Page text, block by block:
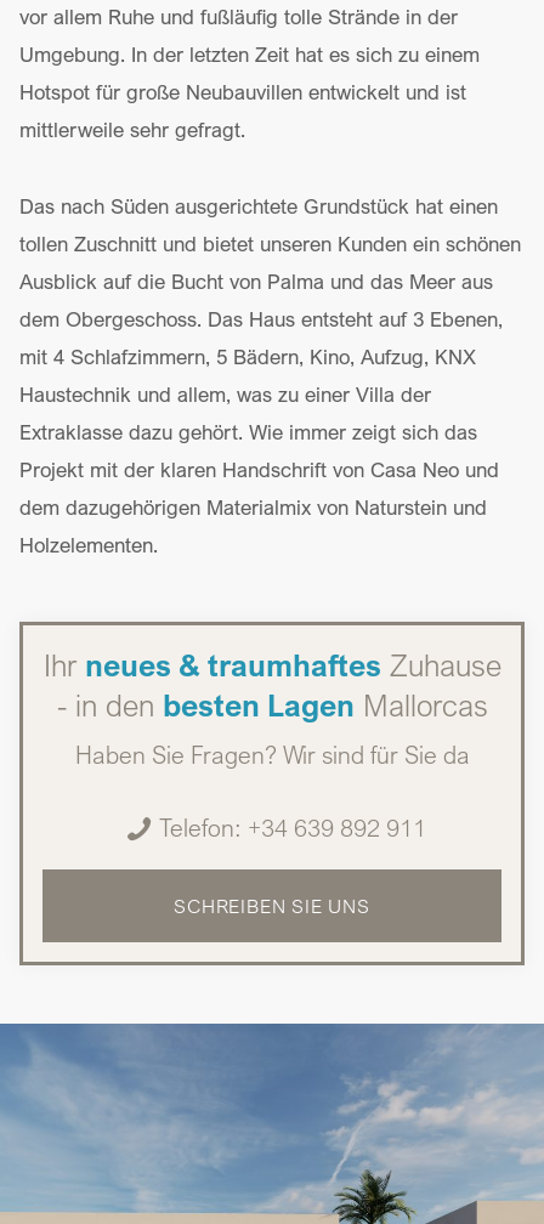
vor allem Ruhe und fußläufig tolle Strände in der
Umgebung. In der letzten Zeit hat es sich zu einem
Hotspot für große Neubauvillen entwickelt und ist
mittlerweile sehr gefragt.
Das nach Süden ausgerichtete Grundstück hat einen
tollen Zuschnitt und bietet unseren Kunden ein schönen
Ausblick auf die Bucht von Palma und das Meer aus
dem Obergeschoss. Das Haus entsteht auf 3 Ebenen,
mit 4 Schlafzimmern, 5 Bädern, Kino, Aufzug, KNX
Haustechnik und allem, was zu einer Villa der
Extraklasse dazu gehört. Wie immer zeigt sich das
Projekt mit der klaren Handschrift von Casa Neo und
dem dazugehörigen Materialmix von Naturstein und
Holzelementen.
Ihr neues & traumhaftes Zuhause
- in den besten Lagen Mallorcas
Haben Sie Fragen? Wir sind für Sie da
Telefon: +34 639 892 911
SCHREIBEN SIE UNS